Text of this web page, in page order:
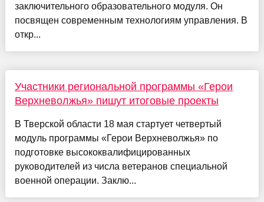
заключительного образовательного модуля. Он
посвящен современным технологиям управления. В
откр...
Участники региональной программы «Герои
Верхневолжья» пишут итоговые проекты
В Тверской области 18 мая стартует четвертый
модуль программы «Герои Верхневолжья» по
подготовке высококвалифицированных
руководителей из числа ветеранов специальной
военной операции. Заклю...